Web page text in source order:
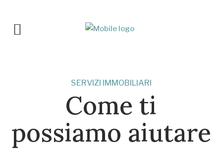
SERVIZI IMMOBILIARI
Come ti
possiamo aiutare